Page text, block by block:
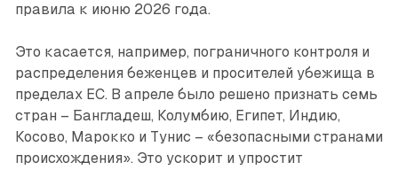
правила к июню 2026 года.
Это касается, например, пограничного контроля и
распределения беженцев и просителей убежища в
пределах ЕС. В апреле было решено признать семь
стран – Бангладеш, Колумбию, Египет, Индию,
Косово, Марокко и Тунис – «безопасными странами
происхождения». Это ускорит и упростит